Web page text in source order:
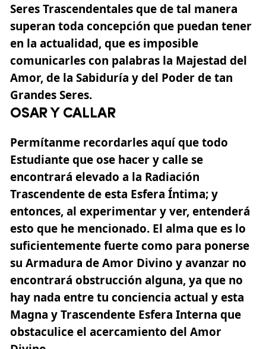
Seres Trascendentales que de tal manera
superan toda concepción que puedan tener
en la actualidad, que es imposible
comunicarles con palabras la Majestad del
Amor, de la Sabiduría y del Poder de tan
Grandes Seres.
OSAR Y CALLAR
Permítanme recordarles aquí que todo
Estudiante que ose hacer y calle se
encontrará elevado a la Radiación
Trascendentede esta Esfera Íntima; y
entonces, al experimentar y ver, entenderá
esto que he mencionado. El alma que es lo
suficientemente fuerte como para ponerse
su Armadura de Amor Divino y avanzar no
encontrará obstrucción alguna, ya que no
hay nada entre tu conciencia actual y esta
Magna y Trascendente Esfera Interna que
obstaculice el acercamiento del Amor